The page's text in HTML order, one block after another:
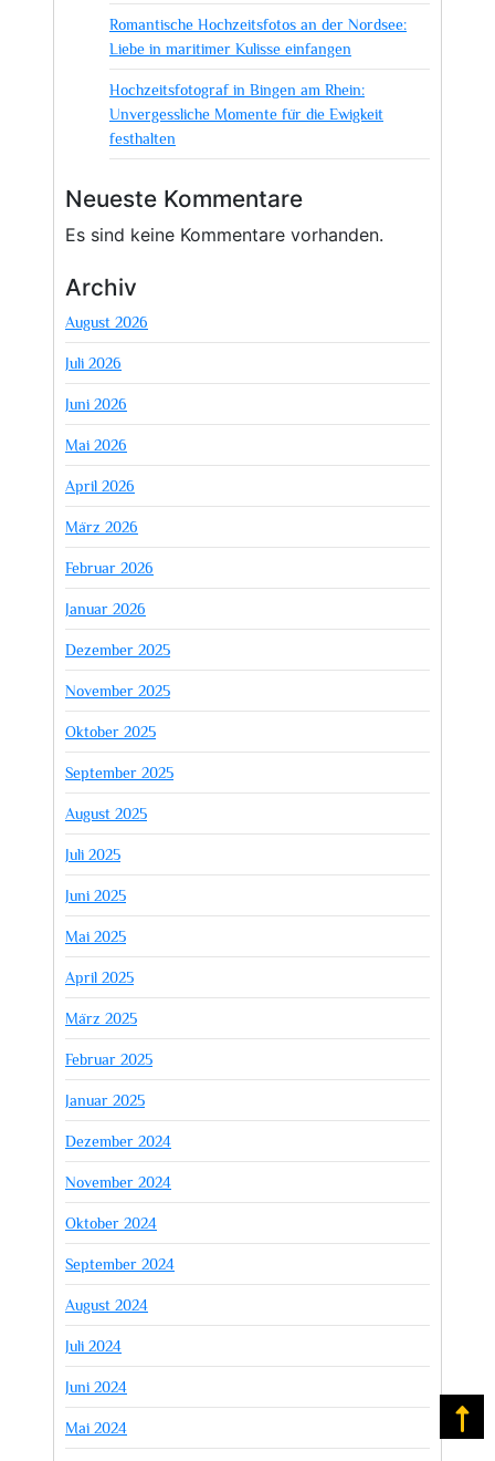
Romantische Hochzeitsfotos an der Nordsee:
Liebe in maritimer Kulisse einfangen
Hochzeitsfotograf in Bingen am Rhein:
Unvergessliche Momente für die Ewigkeit
festhalten
Neueste Kommentare
Es sind keine Kommentare vorhanden.
Archiv
August 2026
Juli 2026
Juni 2026
Mai 2026
April 2026
März 2026
Februar 2026
Januar 2026
Dezember 2025
November 2025
Oktober 2025
September 2025
August 2025
Juli 2025
Juni 2025
Mai 2025
April 2025
März 2025
Februar 2025
Januar 2025
Dezember 2024
November 2024
Oktober 2024
September 2024
August 2024
Juli 2024
Juni 2024
Mai 2024